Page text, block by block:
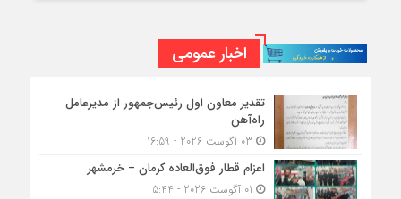
اخبار عمومی
تقدیر معاون اول رئیس‌جمهور از مدیرعامل
راه‌آهن
اعزام قطار فوق‌العاده کرمان – خرمشهر